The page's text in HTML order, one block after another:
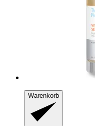
Warenkorb